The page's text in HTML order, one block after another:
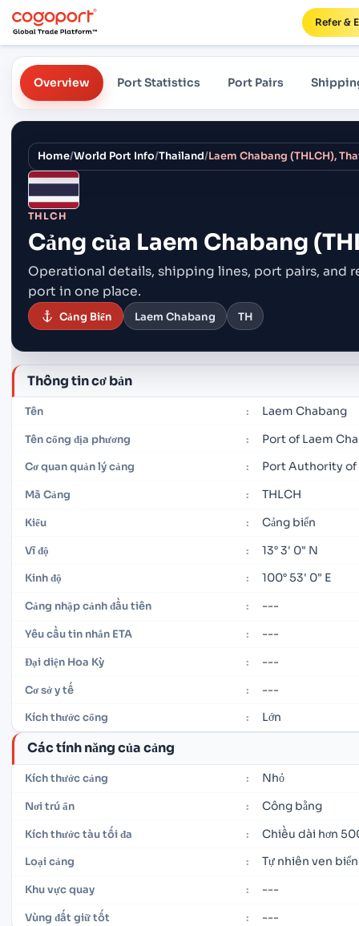
Refer &
Overview Port Statistics Port Pairs
Home/World Port Info/Thailand/Laem Chabang (THLCH),
THLCH
Cảng của Laem Chabang
Operational details, shipping lines, port pairs, and
port in one place.
Cảng Biển Laem Chabang TH
Thông tin cơ bản
Tên : Laem Chabang
Tên cổng địa phương : Port of Laem
Cơ quan quản lý cảng : Port Authority of
Mã Cảng : THLCH
Kiểu : Cảng biển
Vĩ độ : 13° 3' 0" N
Kinh độ : 100° 53' 0" E
Cảng nhập cảnh đầu tiên : ---
Yêu cầu tin nhắn ETA : ---
Đại diện Hoa Kỳ : ---
Cơ sở y tế : ---
Kích thước cổng : Lớn
Các tính năng của cảng
Kích thước cảng : Nhỏ
Nơi trú ẩn : Công bằng
Kích thước tàu tối đa : Chiều dài hơn
Loại cảng : Tự nhiên ven biển
Khu vực quay : ---
Vùng đất giữ tốt : ---